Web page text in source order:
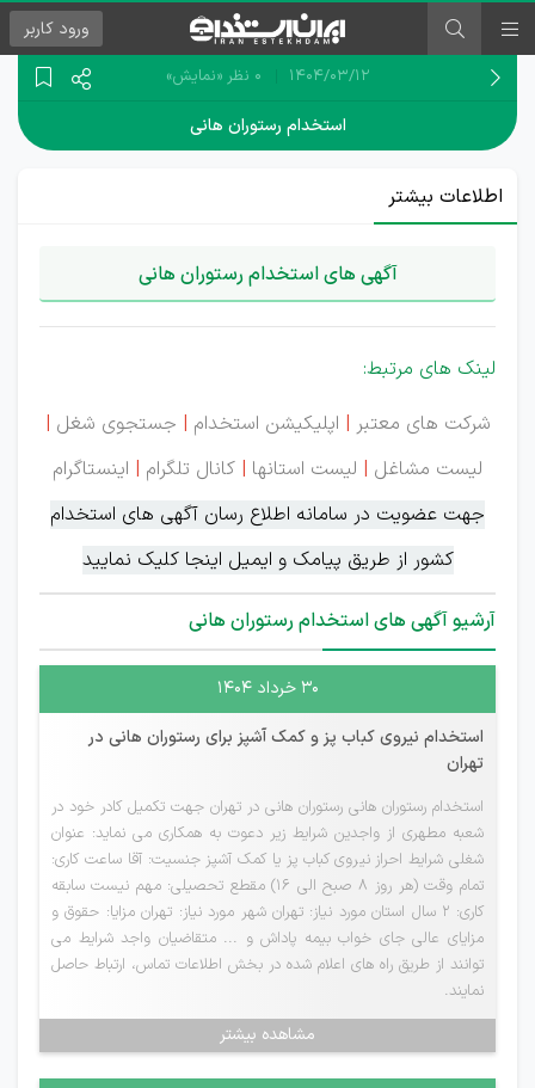
ورود کاربر
۱۴۰۴/۰۳/۱۲ 0 نظر «نمایش»
استخدام رستوران هانی
اطلاعات بیشتر
آگهی های استخدام رستوران هانی
لینک های مرتبط:
شرکت های معتبر | اپلیکیشن استخدام | جستجوی شغل |
لیست مشاغل | لیست استانها | کانال تلگرام | اینستاگرام
جهت عضویت در سامانه اطلاع رسان آگهی های استخدام
کشور از طریق پیامک و ایمیل اینجا کلیک نمایید
آرشیو آگهی های استخدام رستوران هانی
۳۰ خرداد ۱۴۰۴
استخدام نیروی کباب پز و کمک آشپز برای رستوران هانی در
تهران
استخدام رستوران هانی رستوران هانی در تهران جهت تکمیل کادر خود در
شعبه مطهری از واجدین شرایط زیر دعوت به همکاری می نماید: عنوان
شغلی شرایط احراز نیروی کباب پز یا کمک آشپز جنسیت: آقا ساعت کاری:
تمام وقت (هر روز 8 صبح الی 16) مقطع تحصیلی: مهم نیست سابقه
کاری: ۲ سال استان مورد نیاز: تهران شهر مورد نیاز: تهران مزایا: حقوق و
مزایای عالی جای خواب بیمه پاداش و ... متقاضیان واجد شرایط می
توانند از طریق راه های اعلام شده در بخش اطلاعات تماس، ارتباط حاصل
نمایند.
مشاهده بیشتر